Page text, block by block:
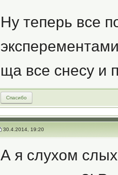
Ну теперь все
ща все снесу и
Спасибо
30.4.2014, 19:20
А я слухом